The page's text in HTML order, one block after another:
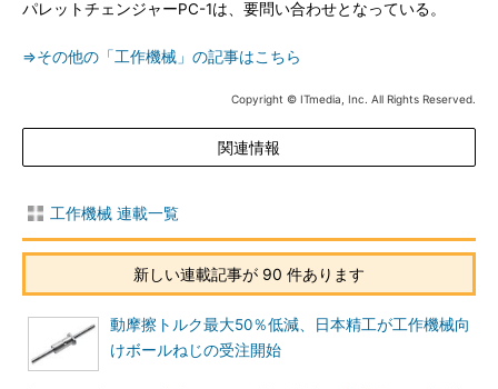
パレットチェンジャーPC-1は、要問い合わせとなっている。
⇒その他の「工作機械」の記事はこちら
Copyright © ITmedia, Inc. All Rights Reserved.
関連情報
工作機械 連載一覧
新しい連載記事が 90 件あります
動摩擦トルク最大50％低減、日本精工が工作機械向
けボールねじの受注開始